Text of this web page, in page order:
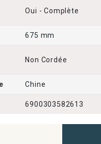
Oui - Complète
675 mm
Non Cordée
Chine
6900303582613